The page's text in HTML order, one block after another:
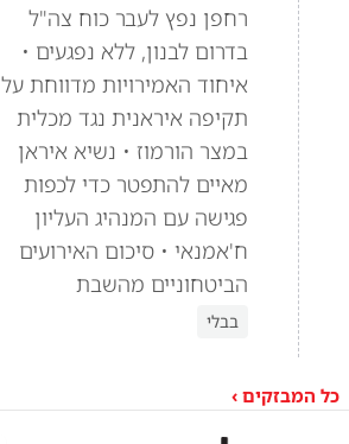
רחפן נפץ לעבר כוח צה"ל
בדרום לבנון, ללא נפגעים •
איחוד האמירויות מדווחת על
תקיפה איראנית נגד מכלית
במצר הורמוז • נשיא איראן
מאיים להתפטר כדי לכפות
פגישה עם המנהיג העליון
ח'אמנאי • סיכום האירועים
הביטחוניים מהשבת
בבלי
כל המבזקים ›